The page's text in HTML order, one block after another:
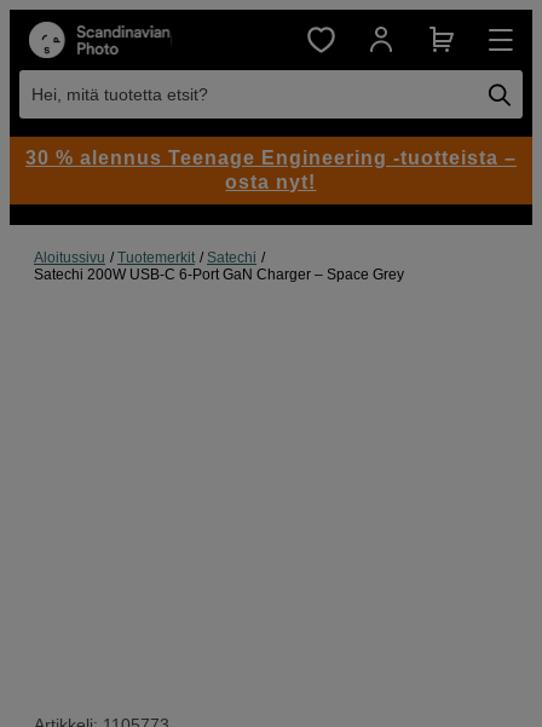
Hei, mitä tuotetta etsit?
Aloitussivu Tuotemerkit
Satechi
Satechi 200W USB-C 6-Port GaN Charger – Space Grey
30 % alennus Teenage Engineering -tuotteista –
osta nyt!